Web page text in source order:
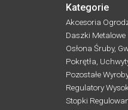
Kategorie
Akcesoria
Daszki Metalowe
Osłona Śruby,
Pokrętła,
Pozostałe
Regulatory
Stopki